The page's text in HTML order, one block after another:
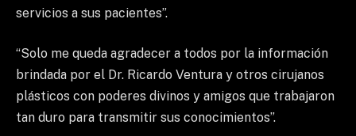
servicios a sus pacientes”.
“Solo me queda agradecer a todos por la información
brindada por el Dr. Ricardo Ventura y otros cirujanos
plásticos con poderes divinos y amigos que trabajaron
tan duro para transmitir sus conocimientos”.